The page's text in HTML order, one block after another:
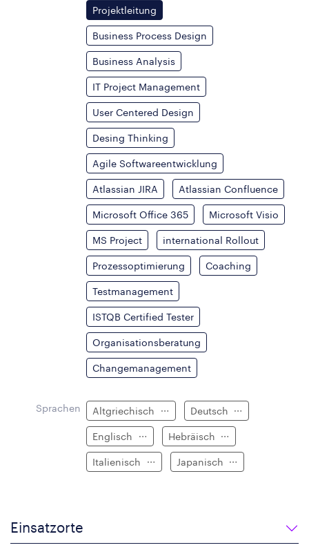
Projektleitung
Business Process Design
Business Analysis
IT Project Management
User Centered Design
Desing Thinking
Agile Softwareentwicklung
Atlassian JIRA Atlassian Confluence
Microsoft Office 365 Microsoft Visio
MS Project international Rollout
Prozessoptimierung Coaching
Testmanagement
ISTQB Certified Tester
Organisationsberatung
Changemanagement
Sprachen Altgriechisch Deutsch
Englisch Hebräisch
Italienisch Japanisch
Einsatzorte